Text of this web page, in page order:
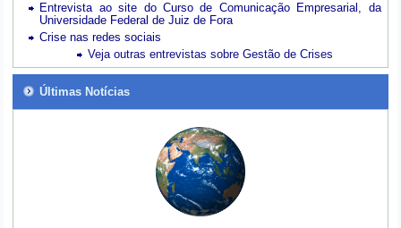
Entrevista ao site do Curso de Comunicação Empresarial, da
Universidade Federal de Juiz de Fora
Crise nas redes sociais
Veja outras entrevistas sobre Gestão de Crises
Últimas Notícias